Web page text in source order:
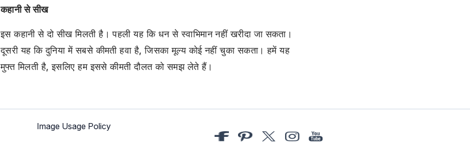
कहानी से सीख
इस कहानी से दो सीख मिलती है। पहली यह कि धन से स्वाभिमान नहीं खरीदा जा सकता।
दूसरी यह कि दुनिया में सबसे कीमती हवा है, जिसका मूल्य कोई नहीं चुका सकता। हमें यह
मुफ्त मिलती है, इसलिए हम इससे कीमती दौलत को समझ लेते हैं।
Image Usage Policy